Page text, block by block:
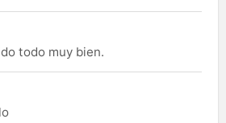
todo muy bien.